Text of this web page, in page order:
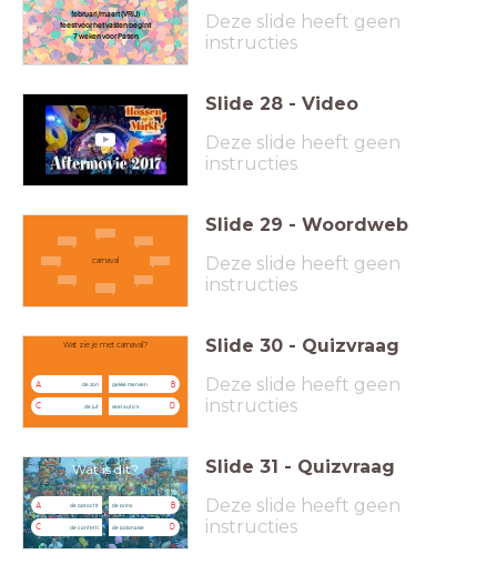
februari/maart (VRIJ)
feest voor het vasten begint
7 weken voor Pasen
Deze slide heeft geen
instructies
Slide 28 - Video
Deze slide heeft geen
instructies
carnaval
Slide 29 - Woordweb
Deze slide heeft geen
instructies
Wat zie je met carnaval?
A de zon B
gekke mensen
C de juf D
veel auto's
Slide 30 - Quizvraag
Deze slide heeft geen
instructies
Wat is dit?
A de optocht B
de prins
C de confetti D
de polonaise
Slide 31 - Quizvraag
Deze slide heeft geen
instructies